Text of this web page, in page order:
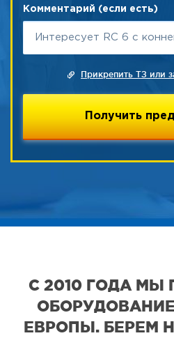
Комментарий (если есть)
Прикрепить ТЗ или
С 2010 ГОДА МЫ
ЕВРОПЫ. БЕРЕМ